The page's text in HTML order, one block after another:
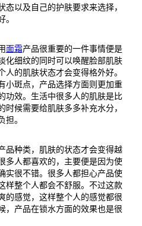
态以及自己的护肤要求来选择，
。
面霜产品很重要的一件事情便是
化细纹的同时可以唤醒脸部肌肤
人的肌肤状态才会变得格外好。
小斑点，产品选择方面则更加重
功效。生活中很多人的肌肤是比
时候需要给肌肤多多补充水分，
担。
品种类，肌肤的状态才会变得越
多人都喜欢的，主要便是因为使
实很不错。很多人都担心产品使
样整个人都会不舒服。不过这款
的感觉，这样整个人的感觉都很
，产品在锁水方面的效果也是很